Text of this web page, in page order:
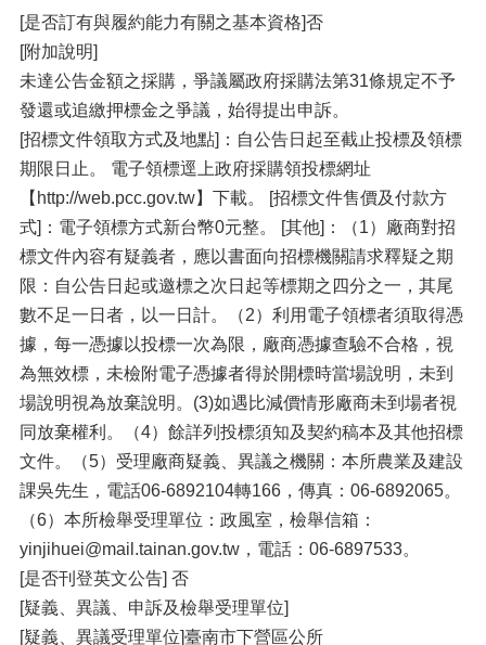
[是否訂有與履約能力有關之基本資格]否
[附加說明]
未達公告金額之採購，爭議屬政府採購法第31條規定不予
發還或追繳押標金之爭議，始得提出申訴。
[招標文件領取方式及地點]：自公告日起至截止投標及領標
期限日止。 電子領標逕上政府採購領投標網址
【http://web.pcc.gov.tw】下載。 [招標文件售價及付款方
式]：電子領標方式新台幣0元整。 [其他]：（1）廠商對招
標文件內容有疑義者，應以書面向招標機關請求釋疑之期
限：自公告日起或邀標之次日起等標期之四分之一，其尾
數不足一日者，以一日計。（2）利用電子領標者須取得憑
據，每一憑據以投標一次為限，廠商憑據查驗不合格，視
為無效標，未檢附電子憑據者得於開標時當場說明，未到
場說明視為放棄說明。(3)如遇比減價情形廠商未到場者視
同放棄權利。（4）餘詳列投標須知及契約稿本及其他招標
文件。（5）受理廠商疑義、異議之機關：本所農業及建設
課吳先生，電話06-6892104轉166，傳真：06-6892065。
（6）本所檢舉受理單位：政風室，檢舉信箱：
yinjihuei@mail.tainan.gov.tw，電話：06-6897533。
[是否刊登英文公告] 否
[疑義、異議、申訴及檢舉受理單位]
[疑義、異議受理單位]臺南市下營區公所